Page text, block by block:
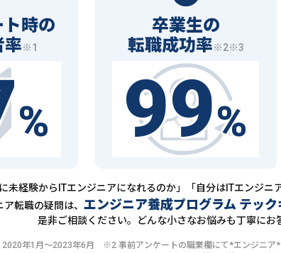
時の
率※1
%
卒業生の
転職成功率※2※3
99%
に未経験からITエンジニアになれるのか」「自分はITエンジニ
ア転職の疑問は、 エンジニア養成プログラム テック
是非ご相談ください。どんな小さなお悩みも丁寧にお
年1月〜2023年6月 ※2 事前アンケートの職業欄にて*エンジニア*